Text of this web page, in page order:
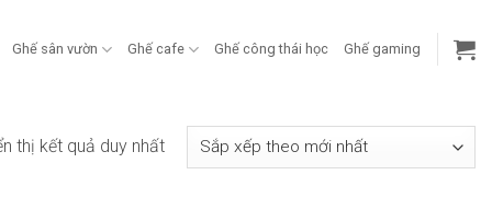
Ghế sân vườn Ghế cafe Ghế công thái học Ghế gaming
thị kết quả duy nhất